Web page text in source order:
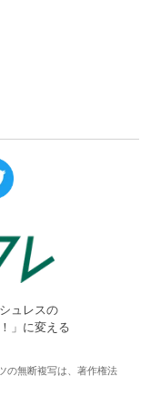
ュレスの
」に変える
の無断複写は、著作権法